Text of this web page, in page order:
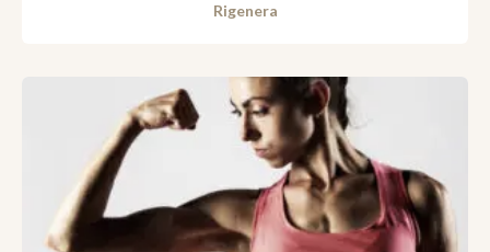
Rigenera